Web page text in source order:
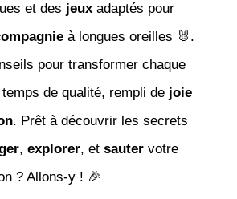
et des jeuxadaptés pour
à longues oreilles 🐰.
pour transformer chaque
de qualité, rempli de joie
. Prêt à découvrir les secrets
, explorer, et sautervotre
? Allons-y ! 🎉